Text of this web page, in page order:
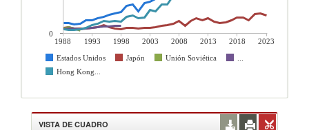
1988 1993 1998 2003 2008 2013 2018
2023
Estados Unidos
Japón Unión Soviética
Hong Kong...
0
VISTA DE CUADRO